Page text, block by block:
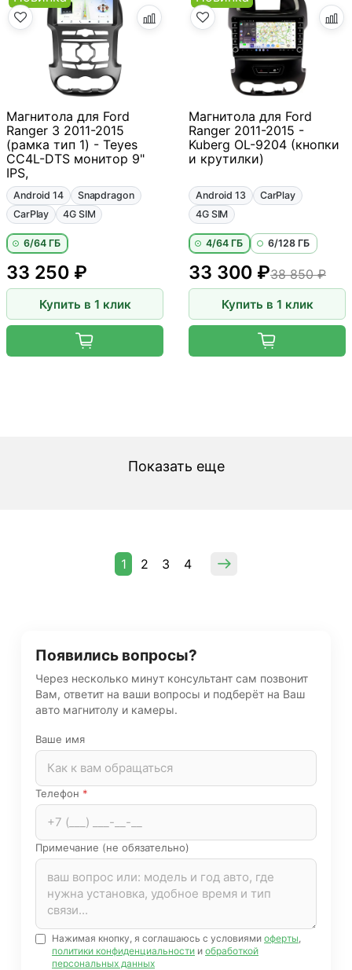
Магнитола для Ford
Ranger 3 2011-2015
(рамка тип 1) - Teyes
CC4L-DTS монитор 9"
IPS,
Android 14
Snapdragon
CarPlay
4G SIM
6/64 ГБ
33 250 ₽
Купить в 1 клик
Магнитола для Ford
Ranger 2011-2015 -
Kuberg OL-9204 (кнопки
и крутилки)
Android 13
CarPlay
4G SIM
4/64 ГБ 6/128 ГБ
33 300 ₽38 850 ₽
Купить в 1 клик
Показать еще
1 2 3 4
Появились вопросы?
Через несколько минут консультант сам позвонит
Вам, ответит на ваши вопросы и подберёт на Ваш
авто магнитолу и камеры.
Ваше имя
Телефон *
Примечание (не обязательно)
Нажимая кнопку, я соглашаюсь с условиями оферты
политики конфиденциальности и обработкой
персональных данных